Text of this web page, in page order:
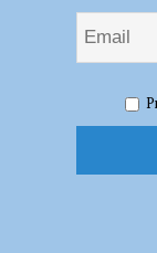
l’impresa: il
Rugby – Al